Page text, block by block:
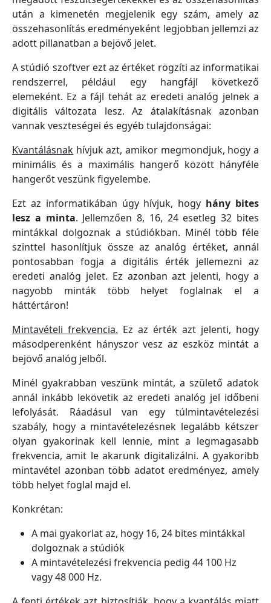
után a kimenetén megjelenik egy szám, amely az
összehasonlítás eredményeként legjobban jellemzi az
adott pillanatban a bejövő jelet.
A stúdió szoftver ezt az értéket rögzíti az informatikai
rendszerrel, például egy hangfájl következő
elemeként. Ez a fájl tehát az eredeti analóg jelnek a
digitális változata lesz. Az átalakításnak azonban
vannak veszteségei és egyéb tulajdonságai:
Kvantálásnak hívjuk azt, amikor megmondjuk, hogy a
minimális és a maximális hangerő között hányféle
hangerőt veszünk figyelembe.
Ezt az informatikában úgy hívjuk, hogy hány bites
lesz a minta. Jellemzően 8, 16, 24 esetleg 32 bites
mintákkal dolgoznak a stúdiókban. Minél több féle
szinttel hasonlítjuk össze az analóg értéket, annál
pontosabban fogja a digitális érték jellemezni az
eredeti analóg jelet. Ez azonban azt jelenti, hogy a
nagyobb minták több helyet foglalnak el a
háttértáron!
Mintavételi frekvencia. Ez az érték azt jelenti, hogy
másodperenként hányszor vesz az eszköz mintát a
bejövő analóg jelből.
Minél gyakrabban veszünk mintát, a születő adatok
annál inkább lekövetik az eredeti analóg jel időbeni
lefolyását. Ráadásul van egy túlmintavételezési
szabály, hogy a mintavételezésnek legalább kétszer
olyan gyakorinak kell lennie, mint a legmagasabb
frekvencia, amit le akarunk digitalizálni. A gyakoribb
mintavétel azonban több adatot eredményez, amely
több helyet foglal majd el.
Konkrétan:
A mai gyakorlat az, hogy 16, 24 bites mintákkal
dolgoznak a stúdiók
A mintavételezési frekvencia pedig 44 100 Hz
vagy 48 000 Hz.